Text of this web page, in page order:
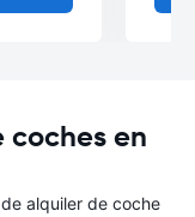
coches en
alquiler de coche